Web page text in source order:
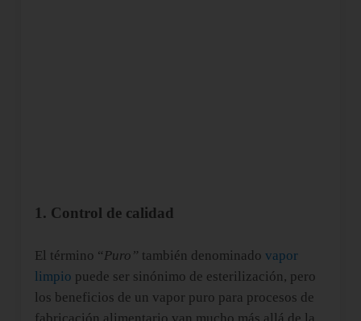
1. Control de calidad
El término “Puro” también denominado vapor
limpio puede ser sinónimo de esterilización, pero
los beneficios de un vapor puro para procesos de